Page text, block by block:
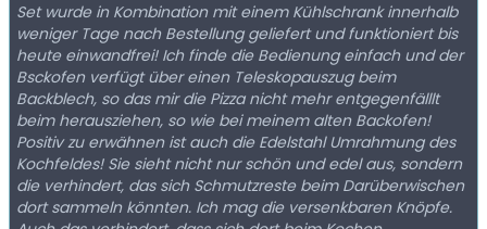
Set wurde in Kombination mit einem Kühlschrank innerhalb
weniger Tage nach Bestellung geliefert und funktioniert bis
heute einwandfrei! Ich finde die Bedienung einfach und der
Bsckofen verfügt über einen Teleskopauszug beim
Backblech, so das mir die Pizza nicht mehr entgegenfälllt
beim herausziehen, so wie bei meinem alten Backofen!
Positiv zu erwähnen ist auch die Edelstahl Umrahmung des
Kochfeldes! Sie sieht nicht nur schön und edel aus, sondern
die verhindert, das sich Schmutzreste beim Darüberwischen
dort sammeln könnten. Ich mag die versenkbaren Knöpfe.